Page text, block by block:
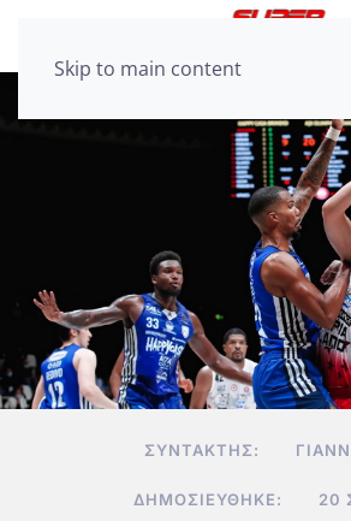
Skip to main content
ΣΥΝΤΆΚΤΗΣ:
ΔΗΜΟΣΙΕΎΘΗΚΕ: 20